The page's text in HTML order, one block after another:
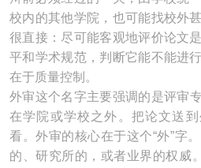
校内的其他学院，也可能找校外
很直接：尽可能客观地评价论文
平和学术规范，判断它能不能进
在于质量控制。
外审这个名字主要强调的是评
在学院或学校之外。把论文送到
看。外审的核心在于这个“外”字
的、研究所的，或者业界的权威